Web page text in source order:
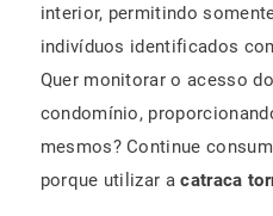
interior, permitindo
indivíduos identificados
Quer monitorar o acesso
condomínio,
mesmos? Continue
porque utilizar acatraca